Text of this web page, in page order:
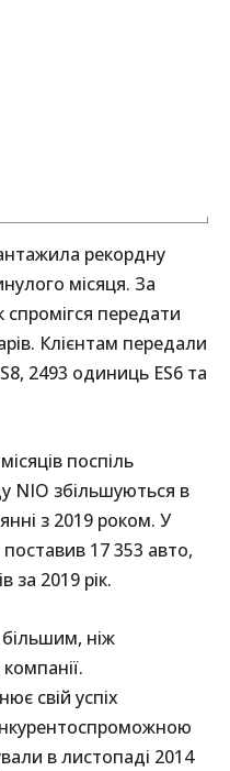
рекордну
місяця. За
передати
Клієнтам передали
2493 одиниць ES6 та
поспіль
NIO збільшуються в
з 2019 роком. У
17 353 авто,
за 2019 рік.
ніж
свій успіх
в листопаді 2014